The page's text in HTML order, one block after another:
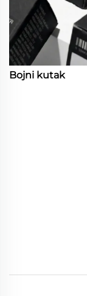
Bojni kutak